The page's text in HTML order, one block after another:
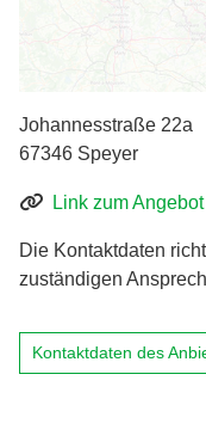
Johannesstraße 22a
67346 Speyer
Link zum Angebot
Die Kontaktdaten
zuständigen
Kontaktdaten des